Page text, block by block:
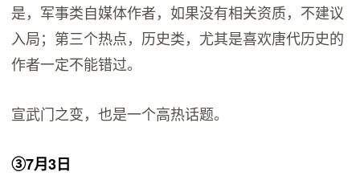
是，军事类自媒体作者，如果没有相关资质，不建议
入局；第三个热点，历史类，尤其是喜欢唐代历史的
作者一定不能错过。
宣武门之变，也是一个高热话题。
③7月3日